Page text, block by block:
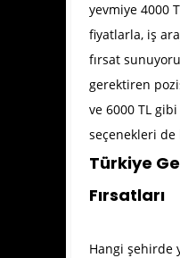
yevmiye 4000
fiyatlarla, iş
fırsat
gerektiren
ve 6000 TL
seçenekleri de
Türkiye
Fırsatları
Hangi şehirde